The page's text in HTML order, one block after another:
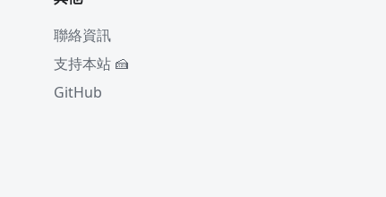
聯絡資訊
支持本站 🍰
GitHub